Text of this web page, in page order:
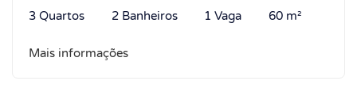
3 Quartos 2 Banheiros 1 Vaga 60 m²
Mais informações